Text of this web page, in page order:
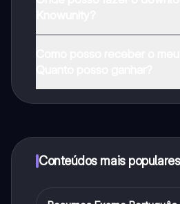
Conteúdos mais